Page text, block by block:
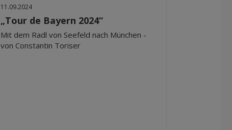
11.09.2024
„Tour de Bayern 2024“
Mit dem Radl von Seefeld nach München -
von Constantin Toriser